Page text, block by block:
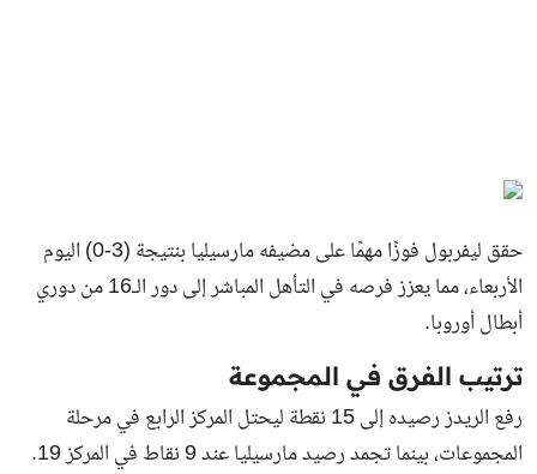
حقق ليفربول فوزًا مهمًا على مضيفه مارسيليا بنتيجة (3-0) اليوم
الأربعاء، مما يعزز فرصه في التأهل المباشر إلى دور الـ16 من دوري
أبطال أوروبا.
ترتيب الفرق في المجموعة
رفع الريدز رصيده إلى 15 نقطة ليحتل المركز الرابع في مرحلة
المجموعات، بينما تجمد رصيد مارسيليا عند 9 نقاط في المركز 19.